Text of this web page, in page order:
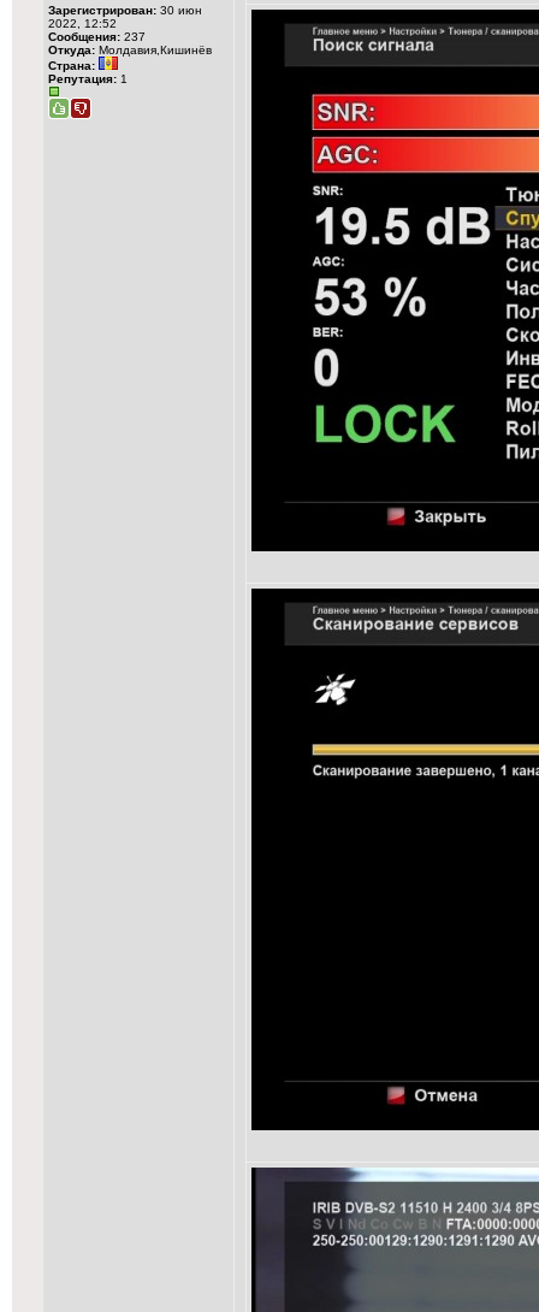
Зарегистрирован: 30 июн
2022, 12:52
Сообщения: 237
Откуда: Молдавия,Кишинёв
Страна:
Репутация: 1